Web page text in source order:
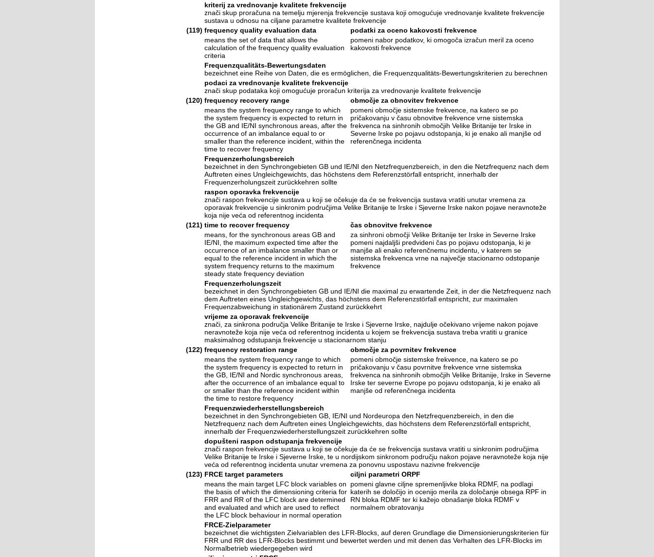
kriterij za vrednovanje kvalitete frekvencije
znači skup proračuna na temelju mjerenja frekvencije sustava koji omogućuje vrednovanje kvalitete frekvencije
sustava u odnosu na ciljane parametre kvalitete frekvencije
(119) frequency quality evaluation data
podatki za oceno kakovosti frekvence
means the set of data that allows the
calculation of the frequency quality evaluation
criteria
pomeni nabor podatkov, ki omogoča izračun meril za oceno
kakovosti frekvence
Frequenzqualitäts-Bewertungsdaten
bezeichnet eine Reihe von Daten, die es ermöglichen, die Frequenzqualitäts-Bewertungskriterien zu berechnen
podaci za vrednovanje kvalitete frekvencije
znači skup podataka koji omogućuje proračun kriterija za vrednovanje kvalitete frekvencije
(120) frequency recovery range
območje za obnovitev frekvence
means the system frequency range to which
the system frequency is expected to return in
the GB and IE/NI synchronous areas, after the
occurrence of an imbalance equal to or
smaller than the reference incident, within the
time to recover frequency
pomeni območje sistemske frekvence, na katero se po
pričakovanju v času obnovitve frekvence vrne sistemska
frekvenca na sinhronih območjih Velike Britanije ter Irske in
Severne Irske po pojavu odstopanja, ki je enako ali manjše od
referenčnega incidenta
Frequenzerholungsbereich
bezeichnet in den Synchrongebieten GB und IE/NI den Netzfrequenzbereich, in den die Netzfrequenz nach dem
Auftreten eines Ungleichgewichts, das höchstens dem Referenzstörfall entspricht, innerhalb der
Frequenzerholungszeit zurückkehren sollte
raspon oporavka frekvencije
znači raspon frekvencije sustava u koji se očekuje da će se frekvencija sustava vratiti unutar vremena za
oporavak frekvencije u sinkronim područjima Velike Britanije te Irske i Sjeverne Irske nakon pojave neravnoteže
koja nije veća od referentnog incidenta
(121) time to recover frequency
čas obnovitve frekvence
means, for the synchronous areas GB and
IE/NI, the maximum expected time after the
occurrence of an imbalance smaller than or
equal to the reference incident in which the
system frequency returns to the maximum
steady state frequency deviation
za sinhroni območji Velike Britanije ter Irske in Severne Irske
pomeni najdaljši predvideni čas po pojavu odstopanja, ki je
manjše ali enako referenčnemu incidentu, v katerem se
sistemska frekvenca vrne na največje stacionarno odstopanje
frekvence
Frequenzerholungszeit
bezeichnet in den Synchrongebieten GB und IE/NI die maximal zu erwartende Zeit, in der die Netzfrequenz nach
dem Auftreten eines Ungleichgewichts, das höchstens dem Referenzstörfall entspricht, zur maximalen
Frequenzabweichung in stationärem Zustand zurückkehrt
vrijeme za oporavak frekvencije
znači, za sinkrona područja Velike Britanije te Irske i Sjeverne Irske, najdulje očekivano vrijeme nakon pojave
neravnoteže koja nije veća od referentnog incidenta u kojem se frekvencija sustava treba vratiti u granice
maksimalnog odstupanja frekvencije u stacionarnom stanju
(122) frequency restoration range
območje za povrnitev frekvence
means the system frequency range to which
the system frequency is expected to return in
the GB, IE/NI and Nordic synchronous areas,
after the occurrence of an imbalance equal to
or smaller than the reference incident within
the time to restore frequency
pomeni območje sistemske frekvence, na katero se po
pričakovanju v času povrnitve frekvence vrne sistemska
frekvenca na sinhronih območjih Velike Britanije, Irske in Severne
Irske ter severne Evrope po pojavu odstopanja, ki je enako ali
manjše od referenčnega incidenta
Frequenzwiederherstellungsbereich
bezeichnet in den Synchrongebieten GB, IE/NI und Nordeuropa den Netzfrequenzbereich, in den die
Netzfrequenz nach dem Auftreten eines Ungleichgewichts, das höchstens dem Referenzstörfall entspricht,
innerhalb der Frequenzwiederherstellungszeit zurückkehren sollte
dopušteni raspon odstupanja frekvencije
znači raspon frekvencije sustava u koji se očekuje da će se frekvencija sustava vratiti u sinkronim područjima
Velike Britanije te Irske i Sjeverne Irske, te u nordijskom sinkronom području nakon pojave neravnoteže koja nije
veća od referentnog incidenta unutar vremena za ponovnu uspostavu nazivne frekvencije
(123) FRCE target parameters
ciljni parametri ORPF
means the main target LFC block variables on
the basis of which the dimensioning criteria for
FRR and RR of the LFC block are determined
and evaluated and which are used to reflect
the LFC block behaviour in normal operation
pomeni glavne ciljne spremenljivke bloka RDMF, na podlagi
katerih se določijo in ocenijo merila za določanje obsega RPF in
RN bloka RDMF ter ki kažejo obnašanje bloka RDMF v
normalnem obratovanju
FRCE-Zielparameter
bezeichnet die wichtigsten Zielvariablen des LFR-Blocks, auf deren Grundlage die Dimensionierungskriterien für
FRR und RR des LFR-Blocks bestimmt und bewertet werden und mit denen das Verhalten des LFR-Blocks im
Normalbetrieb wiedergegeben wird